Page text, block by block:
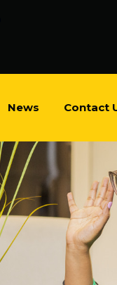
News Contact